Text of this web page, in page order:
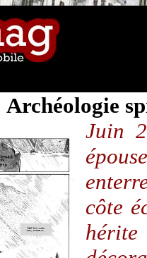
Archéologie
Juin
côte